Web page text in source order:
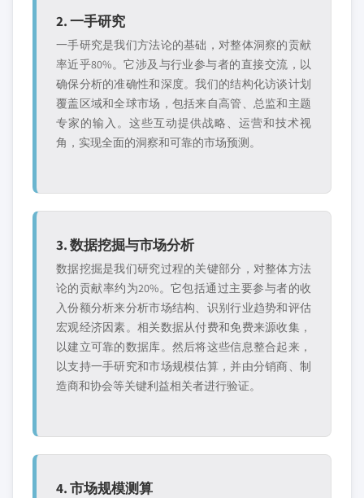
2. 一手研究
一手研究是我们方法论的基础，对整体洞察的贡献
率近乎80%。它涉及与行业参与者的直接交流，以
确保分析的准确性和深度。我们的结构化访谈计划
覆盖区域和全球市场，包括来自高管、总监和主题
专家的输入。这些互动提供战略、运营和技术视
角，实现全面的洞察和可靠的市场预测。
3. 数据挖掘与市场分析
数据挖掘是我们研究过程的关键部分，对整体方法
论的贡献率约为20%。它包括通过主要参与者的收
入份额分析来分析市场结构、识别行业趋势和评估
宏观经济因素。相关数据从付费和免费来源收集，
以建立可靠的数据库。然后将这些信息整合起来，
以支持一手研究和市场规模估算，并由分销商、制
造商和协会等关键利益相关者进行验证。
4. 市场规模测算